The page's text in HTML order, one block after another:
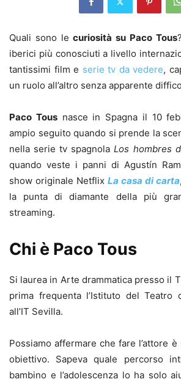
Quali sono lecuriosità su Paco Tous
iberici più conosciuti a livello
tantissimi film e serie tv da vedere,
un ruolo all’altro senza apparente
Paco Tousnasce in Spagna il 10
ampio seguito quando si prende la
nella serie tv spagnolaLos hombres
quando veste i panni di Agustín
show originale Netflix La casa di carta
la punta di diamante della più
streaming.
Chi è Paco Tous
Si laurea in Arte drammatica presso il
prima frequenta l’Istituto del Teatro
all’IT Sevilla.
Possiamo affermare che fare l’attore
obiettivo. Sapeva quale percorso
bambino e l’adolescenza lo ha solo